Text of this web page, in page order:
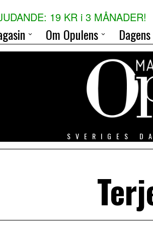
19 KR i 3 MÅNADER!
Om Opulens
SVERIGES